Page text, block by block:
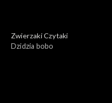
Zwierzaki Czytaki
Dzidzia bobo